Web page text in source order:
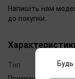
Напишіть нам
до покупки.
Тип Будь